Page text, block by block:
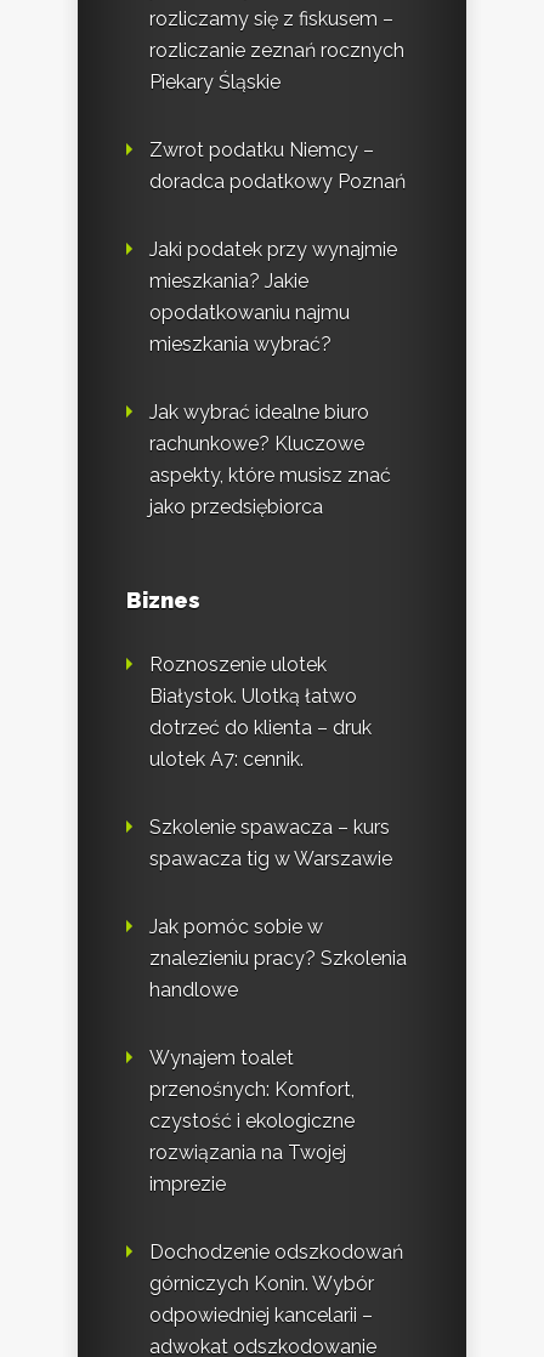
rozliczamy się z fiskusem –
rozliczanie zeznań rocznych
Piekary Śląskie
Zwrot podatku Niemcy –
doradca podatkowy Poznań
Jaki podatek przy wynajmie
mieszkania? Jakie
opodatkowaniu najmu
mieszkania wybrać?
Jak wybrać idealne biuro
rachunkowe? Kluczowe
aspekty, które musisz znać
jako przedsiębiorca
Biznes
Roznoszenie ulotek
Białystok. Ulotką łatwo
dotrzeć do klienta – druk
ulotek A7: cennik.
Szkolenie spawacza – kurs
spawacza tig w Warszawie
Jak pomóc sobie w
znalezieniu pracy? Szkolenia
handlowe
Wynajem toalet
przenośnych: Komfort,
czystość i ekologiczne
rozwiązania na Twojej
imprezie
Dochodzenie odszkodowań
górniczych Konin. Wybór
odpowiedniej kancelarii –
adwokat odszkodowanie